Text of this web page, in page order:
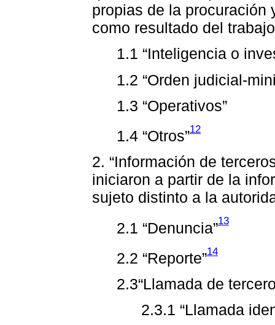
propias de la procuración
como resultado del
1.1 “Inteligencia o
1.2 “Orden judicial-
1.3 “Operativos”
1.4 “Otros”12
2. “Información de
iniciaron a partir de la
sujeto distinto a la
2.1 “Denuncia”13
2.2 “Reporte”14
2.3“Llamada de
2.3.1 “Llamada